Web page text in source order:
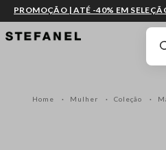
IR PARA O CONTEÚDO PRINCIPAL
PROMOÇÃO | ATÉ -40% EM
Home Mulher Coleção